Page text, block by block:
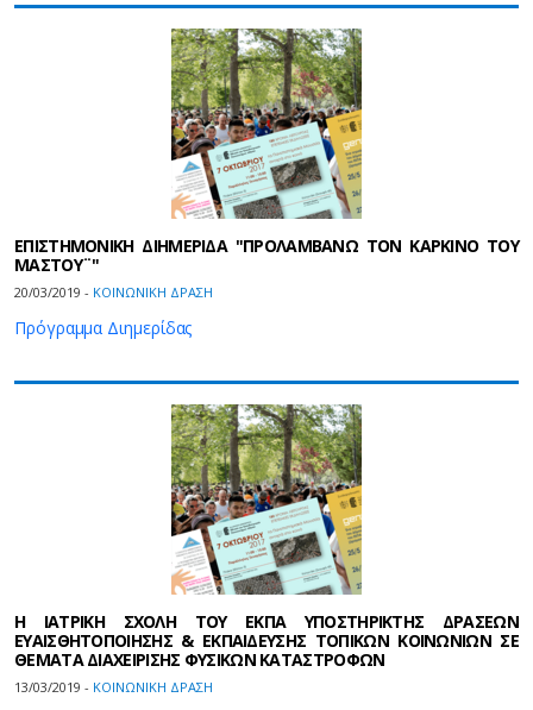
ΕΠΙΣΤΗΜΟΝΙΚΗ ΔΙΗΜΕΡΙΔΑ "ΠΡΟΛΑΜΒΑΝΩ ΤΟΝ ΚΑΡΚΙΝΟ ΤΟΥ
ΜΑΣΤΟΥ¨"
20/03/2019 - ΚΟΙΝΩΝΙΚΗ ΔΡΑΣΗ
Πρόγραμμα Διημερίδας
Η ΙΑΤΡΙΚΗ ΣΧΟΛΗ ΤΟΥ ΕΚΠΑ ΥΠΟΣΤΗΡΙΚΤΗΣ ΔΡΑΣΕΩΝ
ΕΥΑΙΣΘΗΤΟΠΟΙΗΣΗΣ & ΕΚΠΑΙΔΕΥΣΗΣ ΤΟΠΙΚΩΝ ΚΟΙΝΩΝΙΩΝ ΣΕ
ΘΕΜΑΤΑ ΔΙΑΧΕΙΡΙΣΗΣ ΦΥΣΙΚΩΝ ΚΑΤΑΣΤΡΟΦΩΝ
13/03/2019 - ΚΟΙΝΩΝΙΚΗ ΔΡΑΣΗ